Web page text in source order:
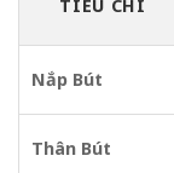
TIÊU CHÍ
Nắp Bút
Thân Bút